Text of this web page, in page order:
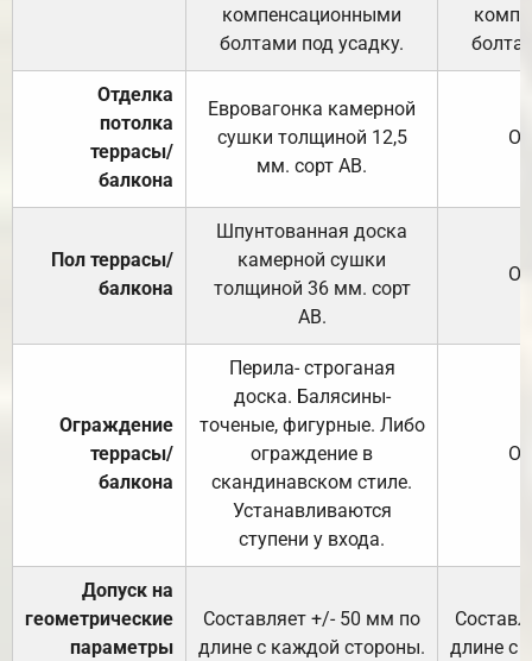
компенсационными
болтами под усадку.
Отделка
потолка
террасы/
балкона
Евровагонка камерной
сушки толщиной 12,5
мм. сорт АВ.
Пол террасы/
балкона
Шпунтованная доска
камерной сушки
толщиной 36 мм. сорт
АВ.
Ограждение
террасы/
балкона
Перила- строганая
доска. Балясины-
точеные, фигурные. Либо
ограждение в
скандинавском стиле.
Устанавливаются
ступени у входа.
Допуск на
геометрические
параметры
Составляет +/- 50 мм по
длине с каждой стороны.
длине с